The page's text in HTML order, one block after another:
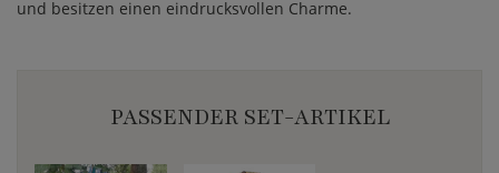
und besitzen einen eindrucksvollen Charme.
PASSENDER SET-ARTIKEL